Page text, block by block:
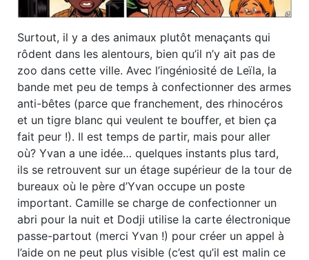
Surtout, il y a des animaux plutôt menaçants qui
rôdent dans les alentours, bien qu’il n’y ait pas de
zoo dans cette ville. Avec l’ingéniosité de Leïla, la
bande met peu de temps à confectionner des armes
anti-bêtes (parce que franchement, des rhinocéros
et un tigre blanc qui veulent te bouffer, et bien ça
fait peur !). Il est temps de partir, mais pour aller
où? Yvan a une idée… quelques instants plus tard,
ils se retrouvent sur un étage supérieur de la tour de
bureaux où le père d’Yvan occupe un poste
important. Camille se charge de confectionner un
abri pour la nuit et Dodji utilise la carte électronique
passe-partout (merci Yvan !) pour créer un appel à
l’aide on ne peut plus visible (c’est qu’il est malin ce